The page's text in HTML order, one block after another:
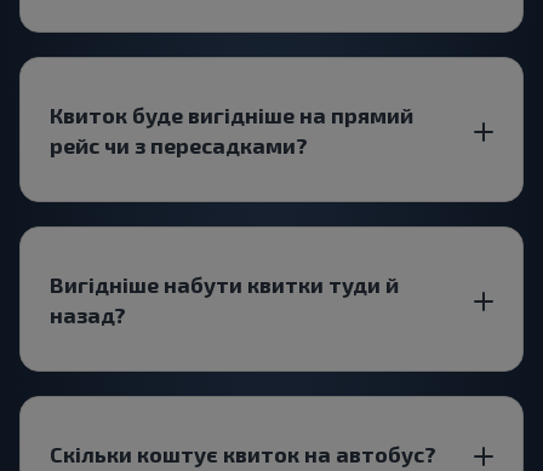
Квиток буде вигідніше на прямий
рейс чи з пересадками?
Вигідніше набути квитки туди й
назад?
Скільки коштує квиток на автобус?